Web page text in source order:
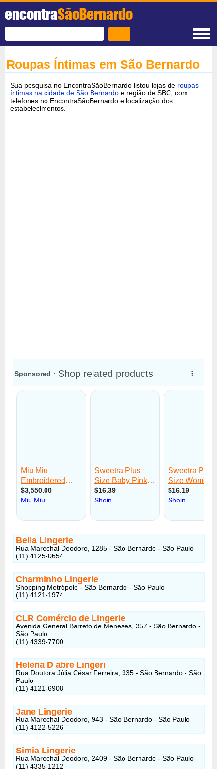
encontraSãoBernardo
Roupas Íntimas em São Bernardo
Sua pesquisa no EncontraSãoBernardo listou lojas de roupas
íntimas na cidade de São Bernardo e região de SBC, com
telefones no EncontraSãoBernardo e localização dos
estabelecimentos.
Bella Lingerie
Rua Marechal Deodoro, 1285 - São Bernardo - São Paulo
(11) 4125-0654
Charminho Lingerie
Shopping Metrópole - São Bernardo - São Paulo
(11) 4121-1974
CLR Comércio de Lingerie
Avenida General Barreto de Meneses, 357 - São Bernardo -
São Paulo
(11) 4339-7700
Helena D abre Lingeri
Rua Doutora Júlia César Ferreira, 335 - São Bernardo - São
Paulo
(11) 4121-6908
Jane Lingerie
Rua Marechal Deodoro, 943 - São Bernardo - São Paulo
(11) 4122-5226
Simia Lingerie
Rua Marechal Deodoro, 2409 - São Bernardo - São Paulo
(11) 4335-1212